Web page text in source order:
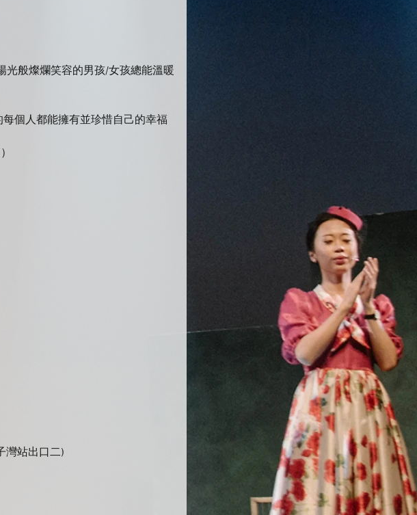
光般燦爛笑容的男孩/女孩總能溫暖
個人都能擁有並珍惜自己的幸福
灣站出口二)